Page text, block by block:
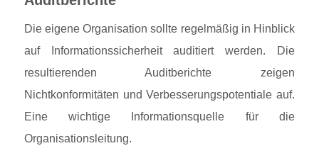
Die eigene Organisation sollte regelmäßig in Hinblick
auf Informationssicherheit auditiert werden. Die
resultierenden Auditberichte zeigen
Nichtkonformitäten und Verbesserungspotentiale auf.
Eine wichtige Informationsquelle für die
Organisationsleitung.